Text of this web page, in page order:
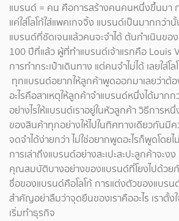
แบรนด์ = คน คือการสร้างคนคนหนึ่งขึ้นมา
แค่ใส่โลโก้ใส่แพคเกจจิ้ง แบรนด์เป็นมากกว่
แบรนด์ที่ชัดเจนแล้วคนจะจำได้ ต้นกำเนินขอ
100 ปีที่แล้ว ผู้ที่ทำแบรนด์เจ้าแรกคือ Louis
การทำกระเป๋าเดินทาง แต่คนจำไม่ได้ เลยใส่โ
ทุกแบรนด์อยากให้ลูกค้าพูดออกมาเลยว่าต้อ
อะไรคือสาเหตุให้ลูกค้าจำแบรนด์หนึ่งได้มาก
อย่างไรให้แบรนด์เราอยู่ในหัวลูกค้า วิธีการ
ของสินค้าทุกอย่างให้ไปในทิศทางเดียวกันมี
จดจำได้ง่ายกว่า ไม่ใช่อยากพูดอะไรก็พูดโดย
การเล่าถึงแบรนด์อย่างสะเปะสะปะลูกค้าจะงง
คุณสมบัติบางอย่างของแบรนด์ที่โยงไปด้วยกั
ชื่อของแบรนด์คือโลโก้ การแต่งตัวของแบร
สำคัญอย่าลืมว่าจุดยืนของเราคืออะไร เราตั้งใ
เริ่มทำธุรกิจ